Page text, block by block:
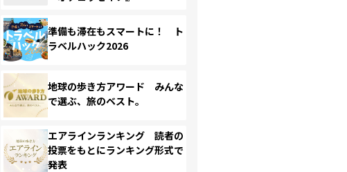
準備も滞在もスマートに！ ト
ラベルハック2026
地球の歩き方アワード みんな
で選ぶ、旅のベスト。
エアラインランキング 読者の
投票をもとにランキング形式で
発表